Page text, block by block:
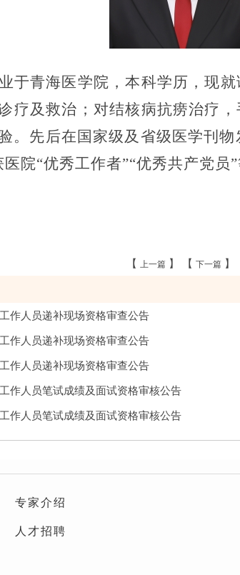
于青海医学院，本科学历，现就
疗及救治； 对结核病抗痨治疗
。先后在国家级及省级医学刊物
医院“优秀工作者”“优秀共产党员
【 上一篇 】 【 下一篇 】
作人员递补现场资格审查公告
作人员递补现场资格审查公告
作人员递补现场资格审查公告
作人员笔试成绩及面试资格审核公告
作人员笔试成绩及面试资格审核公告
专家介绍
人才招聘